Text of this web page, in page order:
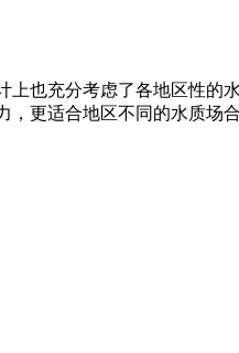
上也充分考虑了各地区性的
，更适合地区不同的水质场